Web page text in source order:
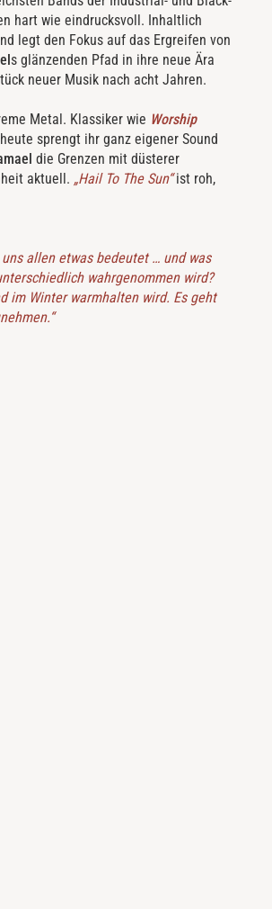
hart wie eindrucksvoll. Inhaltlich
legt den Fokus auf das Ergreifen von
s glänzenden Pfad in ihre neue Ära
neuer Musik nach acht Jahren.
Metal. Klassiker wie Worship
sprengt ihr ganz eigener Sound
die Grenzen mit düsterer
aktuell. „Hail To The Sun“ist roh,
allen etwas bedeutet … und was
wahrgenommen wird?
im Winter warmhalten wird. Es geht